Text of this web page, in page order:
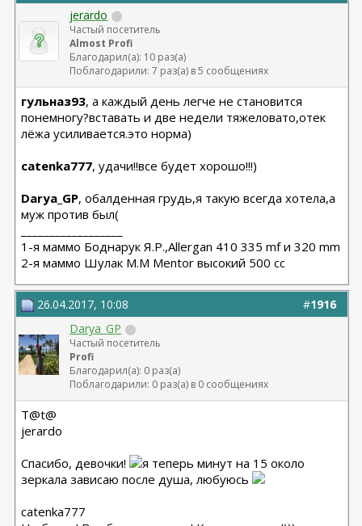
jerardo
Частый посетитель
Almost Profi
Благодарил(а): 10 раз(а)
Поблагодарили: 7 раз(а) в 5 сообщениях
гульназ93, а каждый день легче не становится
понемногу?вставать и две недели тяжеловато,отек
лёжа усиливается.это норма)
catenka777, удачи!!все будет хорошо!!!)
Darya_GP, обалденная грудь,я такую всегда хотела,а
муж против был(
1-я маммо Боднарук Я.Р.,Allergan 410 335 mf и 320 mm
2-я маммо Шулак М.М Mentor высокий 500 сс
#1916
26.04.2017, 10:08
Darya_GP
Частый посетитель
Profi
Благодарил(а): 0 раз(а)
Поблагодарили: 0 раз(а) в 0 сообщениях
T@t@
jerardo
Спасибо, девочки!
я теперь минут на 15 около
зеркала зависаю после душа, любуюсь
catenka777